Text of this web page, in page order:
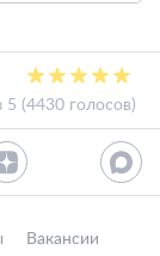
5 (4430 голосов)
Вакансии